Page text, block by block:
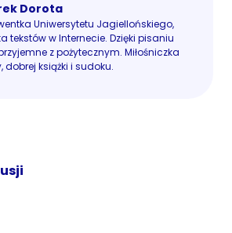
Dorota
Uniwersytetu Jagiellońskiego,
tekstów w Internecie. Dzięki pisaniu
z pożytecznym. Miłośniczka
dobrej książki i sudoku.